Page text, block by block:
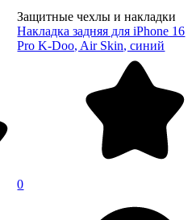
Защитные чехлы и накладки
Накладка задняя для iPhone 16
Pro K-Doo, Air Skin, синий
0